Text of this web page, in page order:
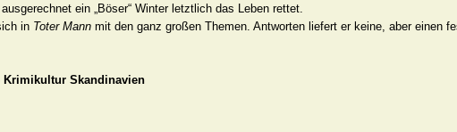
ein „Böser“ Winter letztlich das Leben rettet.
in Toter Mann mit den ganz großen Themen. Antworten liefert er keine, aber einen
Krimikultur Skandinavien